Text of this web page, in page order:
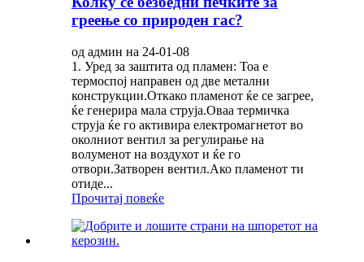
греење со природен гас?
од админ на 24-01-08
1. Уред за заштита од пламен: Тоа е
термоспој направен од две метални
конструкции.Откако пламенот ќе се загрее,
ќе генерира мала струја.Оваа термичка
струја ќе го активира електромагнетот во
околниот вентил за регулирање на
волуменот на воздухот и ќе го
отвори.Затворен вентил.Ако пламенот ти
отиде...
Прочитај повеќе